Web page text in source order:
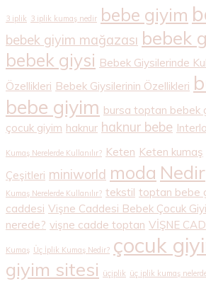
3 iplik 3 iplik kumaş nedir bebe giyim
bebek giyim mağazası bebek
bebek giysi Bebek Giysilerinde
Özellikleri Bebek Giysilerinin Özellikleri
bebe giyim bursa toptan bebek
çocuk giyim haknur haknur bebe
Kumaş Nerelerde Kullanılır? Keten Keten kumaş
Çeşitleri miniworld moda Nedir
Kumaş Nerelerde Kullanılır? tekstil toptan bebe
caddesi Vişne Caddesi Bebek Çocuk
nerede? vişne cadde toptan VİŞNE CAD
Kumaş Üç İplik Kumaş Nedir? çocuk
giyim sitesi üçiplik üç iplik kumaş